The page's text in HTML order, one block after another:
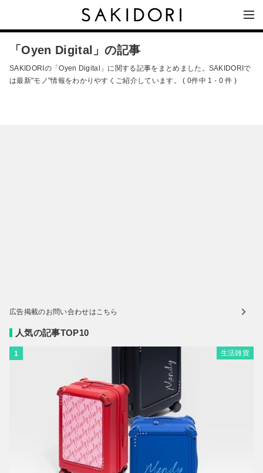
「Oyen Digital」の記事
SAKIDORIの「Oyen Digital」に関する記事をまとめました。SAKIDORIで
は最新"モノ"情報をわかりやすくご紹介しています。 ( 0件中 1 - 0 件 )
広告掲載のお問い合わせはこちら
人気の記事TOP10
1 生活雑貨